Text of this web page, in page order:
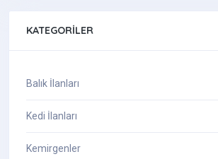
KATEGORILER
Balık İlanları
Kedi İlanları
Kemirgenler